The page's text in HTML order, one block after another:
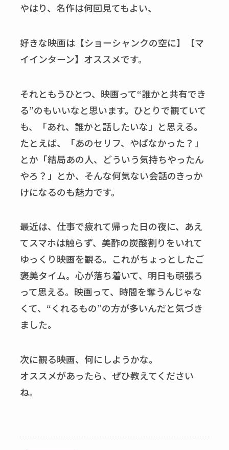
やはり、名作は何回見てもよい、
好きな映画は【ショーシャンクの空に】【マ
イインターン】オススメです。
それともうひとつ、映画って“誰かと共有でき
る”のもいいなと思います。ひとりで観ていて
も、「あれ、誰かと話したいな」と思える。
たとえば、「あのセリフ、やばなかった？」
とか「結局あの人、どういう気持ちやったん
やろ？」とか、そんな何気ない会話のきっか
けになるのも魅力です。
最近は、仕事で疲れて帰った日の夜に、あえ
てスマホは触らず、美酢の炭酸割りをいれて
ゆっくり映画を観る。これがちょっとしたご
褒美タイム。心が落ち着いて、明日も頑張ろ
って思える。映画って、時間を奪うんじゃな
くて、 “くれるもの”の方が多いんだと気づき
ました。
次に観る映画、何にしようかな。
オススメがあったら、ぜひ教えてください
ね。